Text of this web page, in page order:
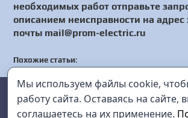
необходимых работ отправьте
описанием неисправности на адрес
почты mail@prom-electric.ru
Похожие статьи:
Настройка N5183B-532 - Сервис N5183B-532
[РЕМОНТ] GFG-8250A - генератор -
Сервис GFG-8250A
Prom Electric г. Санкт-
Мы используем файлы cookie,
работу сайта. Оставаясь на сайте,
соглашаетесь на их применение.